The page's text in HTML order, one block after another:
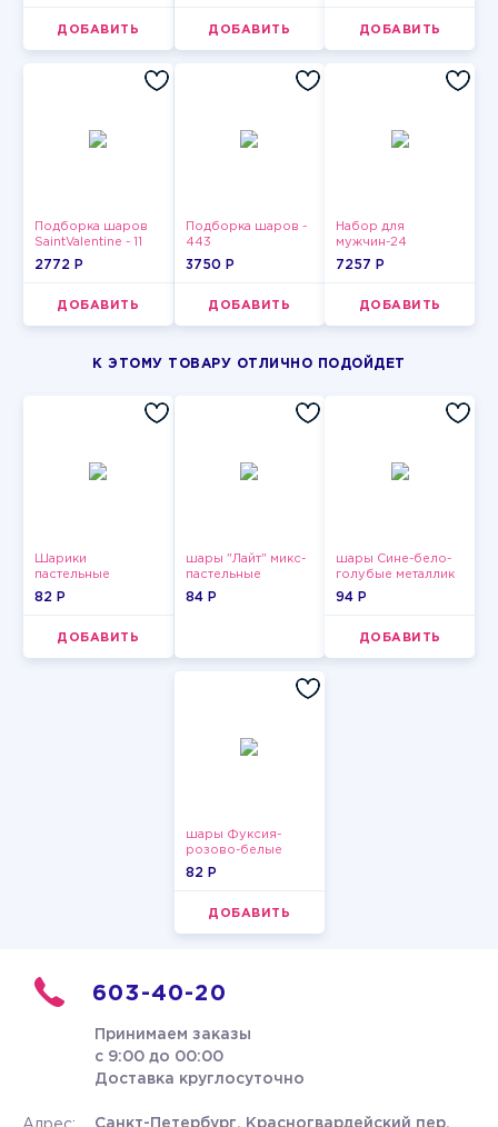
ДОБАВИТЬ ДОБАВИТЬ ДОБАВИТЬ
Подборка шаров
SaintValentine - 11
2772 P
ДОБАВИТЬ
Подборка шаров -
443
3750 P
ДОБАВИТЬ
Набор для
мужчин-24
7257 P
ДОБАВИТЬ
К ЭТОМУ ТОВАРУ ОТЛИЧНО ПОДОЙДЕТ
Шарики
пастельные
82 P
ДОБАВИТЬ
шары "Лайт" микс-
пастельные
84 P
шары Сине-бело-
голубые металлик
94 P
ДОБАВИТЬ
шары Фуксия-
розово-белые
пастельные
82 P
ДОБАВИТЬ
603-40-20
Принимаем заказы
с 9:00 до 00:00
Доставка круглосуточно
Санкт-Петербург, Красногвардейский пер.